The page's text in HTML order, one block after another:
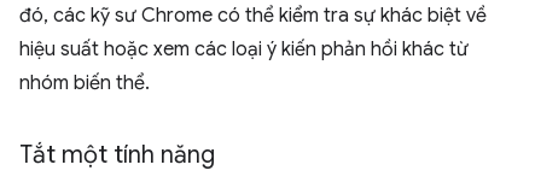
đó, các kỹ sư Chrome có thể kiểm tra sự khác biệt về
hiệu suất hoặc xem các loại ý kiến phản hồi khác từ
nhóm biến thể.
Tắt một tính năng